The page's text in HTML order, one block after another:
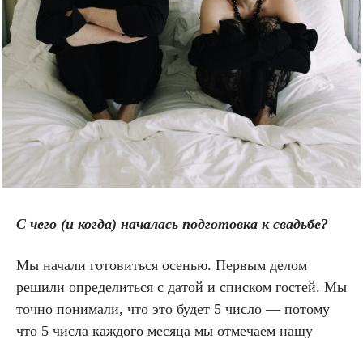
С чего (и когда) началась подготовка к свадьбе?
Мы начали готовиться осенью. Первым делом
решили определиться с датой и списком гостей. Мы
точно понимали, что это будет 5 число — потому
что 5 числа каждого месяца мы отмечаем нашу